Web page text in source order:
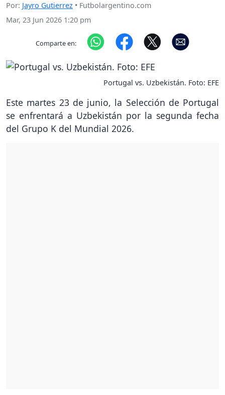
Por: Jayro Gutierrez • Futbolargentino.com
Mar, 23 Jun 2026 1:20 pm
Comparte en:
Portugal vs. Uzbekistán. Foto: EFE
Este martes 23 de junio, la Selección de Portugal
se enfrentará a Uzbekistán por la segunda fecha
del Grupo K del Mundial 2026.